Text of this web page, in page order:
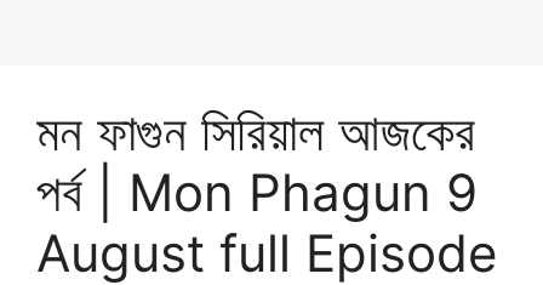
মন ফাগুন সিরিয়াল আজকের
পর্ব | Mon Phagun 9
August full Episode